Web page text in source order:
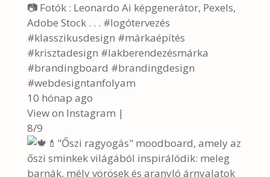
📷 Fotók : Leonardo Ai képgenerátor, Pexels,
Adobe Stock . . . #logótervezés
#klasszikusdesign #márkaépítés
#krisztadesign #lakberendezésmárka
#brandingboard #brandingdesign
#webdesigntanfolyam
10 hónap ago
View on Instagram |
8/9